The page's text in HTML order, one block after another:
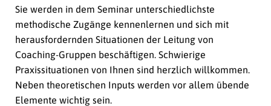
Sie werden in dem Seminar unterschiedlichste
methodische Zugänge kennenlernen und sich mit
herausfordernden Situationen der Leitung von
Coaching-Gruppen beschäftigen. Schwierige
Praxissituationen von Ihnen sind herzlich willkommen.
Neben theoretischen Inputs werden vor allem übende
Elemente wichtig sein.